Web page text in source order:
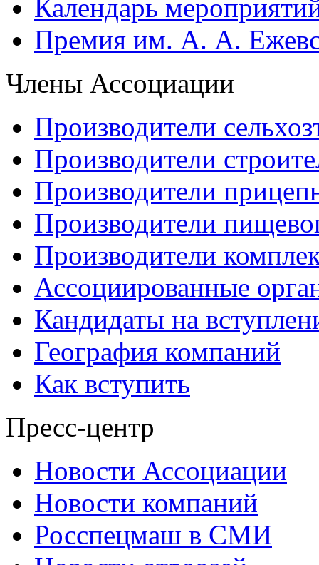
Календарь
Премия им. А. А.
Члены Ассоциации
Производители
Производители
Производители
Производители
Производители
Ассоциированные
Кандидаты на
География компаний
Как вступить
Пресс-центр
Новости Ассоциации
Новости компаний
Росспецмаш в СМИ